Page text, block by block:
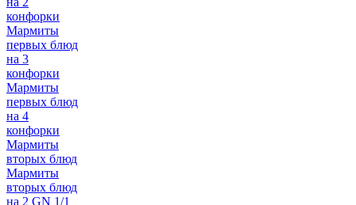
конфорки
Мармиты
первых блюд
на 3
конфорки
Мармиты
первых блюд
на 4
конфорки
Мармиты
вторых блюд
Мармиты
вторых блюд
на 2 GN 1/1